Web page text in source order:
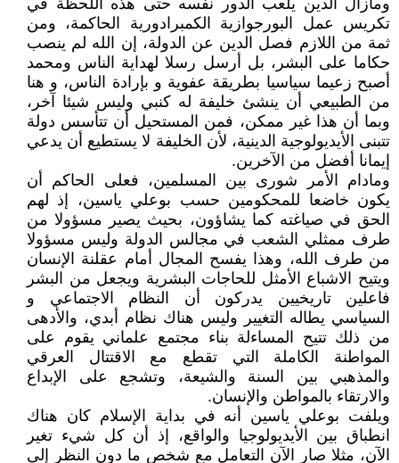
ومازال الدين يلعب الدور نفسه حتى هذه اللحظة في
تكريس عمل البورجوازية الكمبرادورية الحاكمة، ومن
ثمة من اللازم فصل الدين عن الدولة، إن الله لم ينصب
حكاما على البشر، بل أرسل رسلا لهداية الناس ومحمد
أصبح زعيما سياسيا بطريقة عفوية و بإرادة الناس، و هنا
من الطبيعي أن ينشئ خليفة له كنبي وليس شيئا آخر،
وبما أن هذا غير ممكن، فمن المستحيل أن تتأسس دولة
تتبنى الأيديولوجية الدينية، لأن الخليفة لا يستطيع أن يدعي
إيمانا أفضل من الآخرين.
ومادام الأمر شورى بين المسلمين، فعلى الحاكم أن
يكون خاضعا للمحكومين حسب بوعلي ياسين، إذ لهم
الحق في صياغته كما يشاؤون، بحيث يصير مسؤولا من
طرف ممثلي الشعب في مجالس الدولة وليس مسؤولا
من طرف الله، وهذا يفسح المجال أمام عقلنة الإنسان
ويتيح الاشباع الأمثل للحاجات البشرية ويجعل من البشر
فاعلين تاريخيين يدركون أن النظام الاجتماعي و
السياسي يطاله التغيير وليس هناك نظام أبدي، والأدهى
من ذلك تتيح المساءلة بناء مجتمع علماني يقوم على
المواطنة الكاملة التي تقطع مع الاقتتال العرقي
والمذهبي بين السنة والشيعة، وتشجع على الإبداع
والارتقاء بالمواطن والإنسان.
ويلفت بوعلي ياسين أنه في بداية الإسلام كان هناك
انطباق بين الأيديولوجيا والواقع، إذ أن كل شيء تغير
الآن، مثلا صار الآن التعامل مع شخص ما دون النظر إلى